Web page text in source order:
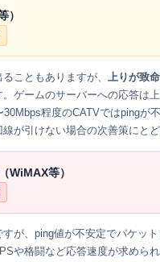
）
こともありますが、 上りが致
ゲームのサーバーへの応答は
30Mbps程度のCATVではpingが
が引けない場合の次善策にとど
WiMAX等）
が、ping値が不安定でパケッ
や格闘など応答速度が求めら